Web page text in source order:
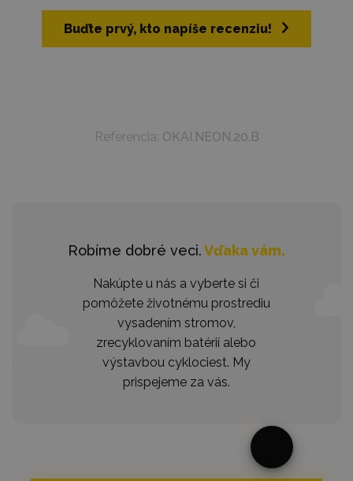
Buďte prvý, kto napíše recenziu!
Referencia: OKAI.NEON.20.B
Robíme dobré veci.Vďaka vám.
Nakúpte u nás a vyberte si či
pomôžete životnému prostrediu
vysadením stromov,
zrecyklovaním batérií alebo
výstavbou cyklociest. My
prispejeme za vás.